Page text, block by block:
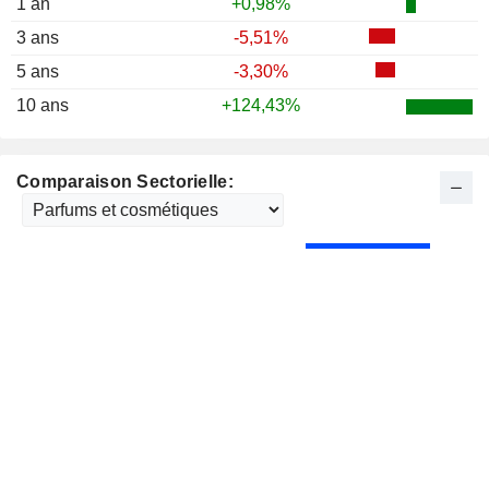
1 an
+0,98%
3 ans
-5,51%
5 ans
-3,30%
10 ans
+124,43%
Comparaison Sectorielle: